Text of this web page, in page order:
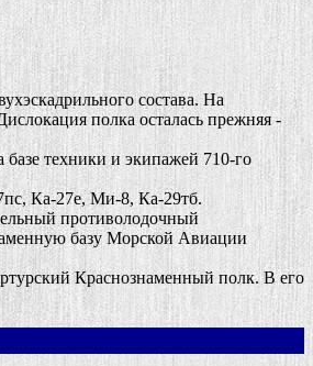
состава. На
полка осталась прежняя -
техники и экипажей 710-го
Ка-27е, Ми-8, Ка-29тб.
противолодочный
базу Морской Авиации
Краснознаменный полк. В его